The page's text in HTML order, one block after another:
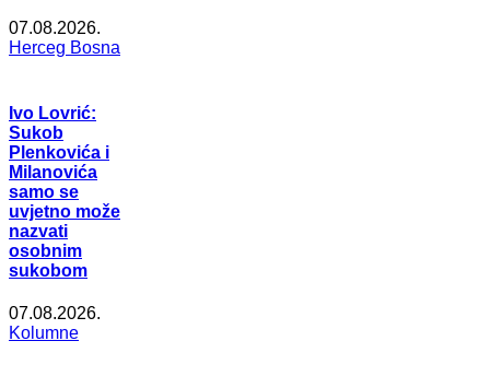
07.08.2026.
Herceg Bosna
Ivo Lovrić:
Sukob
Plenkovića i
Milanovića
samo se
uvjetno može
nazvati
osobnim
sukobom
07.08.2026.
Kolumne